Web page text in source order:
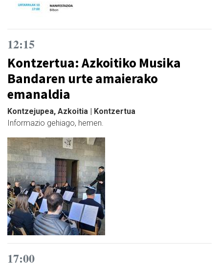
12:15
Kontzertua: Azkoitiko Musika
Bandaren urte amaierako
emanaldia
Kontzejupea, Azkoitia | Kontzertua
Informazio gehiago, hemen.
17:00